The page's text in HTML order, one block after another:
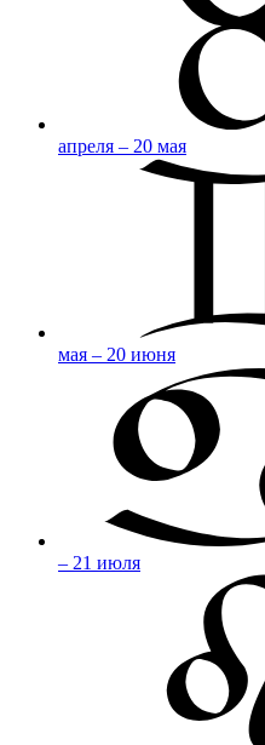
апреля – 20 мая
мая – 20 июня
– 21 июля